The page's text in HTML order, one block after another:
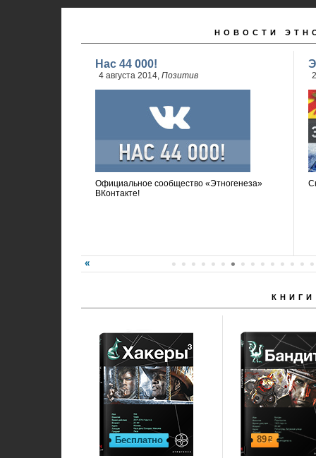
НОВОСТИ
Нас 44 000!
4 августа 2014, Позитив
Официальное сообщество «Этногенеза»
ВКонтакте!
КНИГИ
Бесплатно 89р